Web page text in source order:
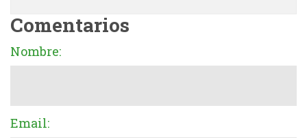
Comentarios
Nombre:
Email: